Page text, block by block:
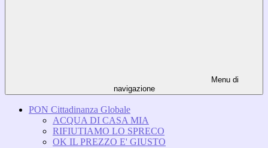
Menu di
navigazione
PON Cittadinanza Globale
ACQUA DI CASA MIA
RIFIUTIAMO LO SPRECO
OK IL PREZZO E' GIUSTO